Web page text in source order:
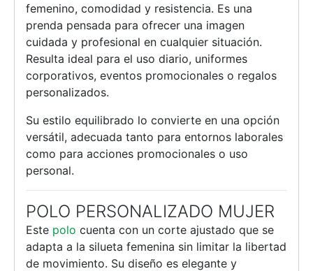
femenino, comodidad y resistencia. Es una
prenda pensada para ofrecer una imagen
cuidada y profesional en cualquier situación.
Resulta ideal para el uso diario, uniformes
corporativos, eventos promocionales o regalos
personalizados.
Su estilo equilibrado lo convierte en una opción
versátil, adecuada tanto para entornos laborales
como para acciones promocionales o uso
personal.
POLO PERSONALIZADO MUJER
Este polo cuenta con un corte ajustado que se
adapta a la silueta femenina sin limitar la libertad
de movimiento. Su diseño es elegante y